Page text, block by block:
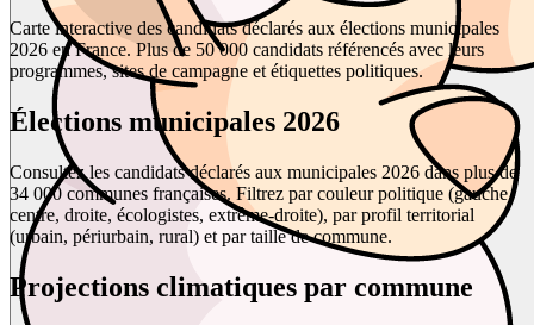
Carte interactive des candidats déclarés aux élections municipales
2026 en France. Plus de 50 000 candidats référencés avec leurs
programmes, sites de campagne et étiquettes politiques.
Élections municipales 2026
Consultez les candidats déclarés aux municipales 2026 dans plus de
34 000 communes françaises. Filtrez par couleur politique (gauche,
centre, droite, écologistes, extrême-droite), par profil territorial
(urbain, périurbain, rural) et par taille de commune.
Projections climatiques par commune